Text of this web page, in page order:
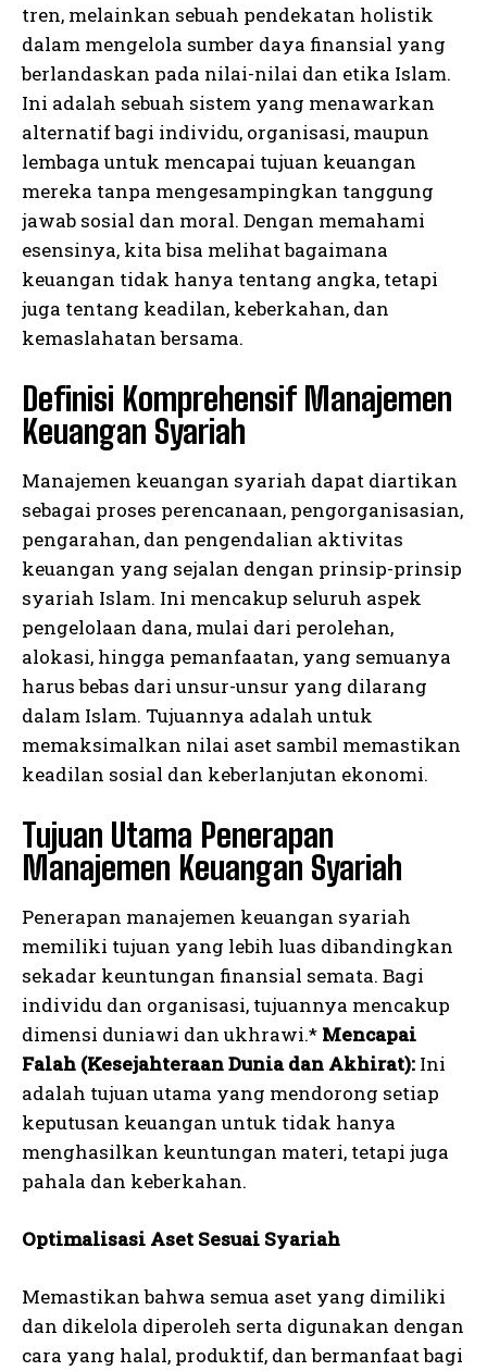
tren, melainkan sebuah pendekatan holistik
dalam mengelola sumber daya finansial yang
berlandaskan pada nilai-nilai dan etika Islam.
Ini adalah sebuah sistem yang menawarkan
alternatif bagi individu, organisasi, maupun
lembaga untuk mencapai tujuan keuangan
mereka tanpa mengesampingkan tanggung
jawab sosial dan moral. Dengan memahami
esensinya, kita bisa melihat bagaimana
keuangan tidak hanya tentang angka, tetapi
juga tentang keadilan, keberkahan, dan
kemaslahatan bersama.
Definisi Komprehensif Manajemen
Keuangan Syariah
Manajemen keuangan syariah dapat diartikan
sebagai proses perencanaan, pengorganisasian,
pengarahan, dan pengendalian aktivitas
keuangan yang sejalan dengan prinsip-prinsip
syariah Islam. Ini mencakup seluruh aspek
pengelolaan dana, mulai dari perolehan,
alokasi, hingga pemanfaatan, yang semuanya
harus bebas dari unsur-unsur yang dilarang
dalam Islam. Tujuannya adalah untuk
memaksimalkan nilai aset sambil memastikan
keadilan sosial dan keberlanjutan ekonomi.
Tujuan Utama Penerapan
Manajemen Keuangan Syariah
Penerapan manajemen keuangan syariah
memiliki tujuan yang lebih luas dibandingkan
sekadar keuntungan finansial semata. Bagi
individu dan organisasi, tujuannya mencakup
dimensi duniawi dan ukhrawi.* Mencapai
Falah (Kesejahteraan Dunia dan Akhirat): Ini
adalah tujuan utama yang mendorong setiap
keputusan keuangan untuk tidak hanya
menghasilkan keuntungan materi, tetapi juga
pahala dan keberkahan.
Optimalisasi Aset Sesuai Syariah
Memastikan bahwa semua aset yang dimiliki
dan dikelola diperoleh serta digunakan dengan
cara yang halal, produktif, dan bermanfaat bagi